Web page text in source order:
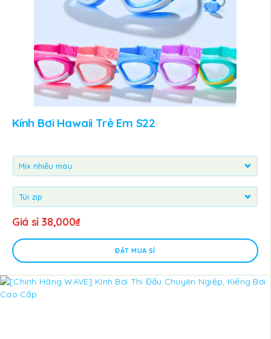
Kính Bơi Hawaii Trẻ Em S22
Giá sỉ 38,000₫
ĐẶT MUA SỈ